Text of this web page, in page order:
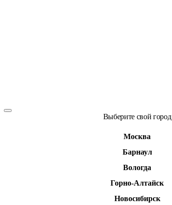
Выберите свой город
Москва
Барнаул
Вологда
Горно-Алтайск
Новосибирск